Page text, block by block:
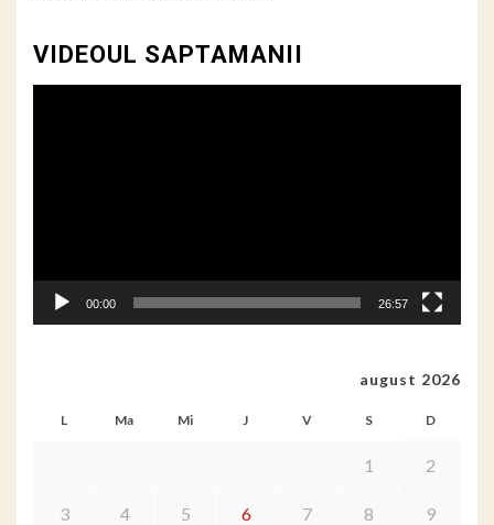
VIDEOUL SAPTAMANII
00:00 26:57
august 2026
L Ma Mi J V S D
1 2
3 4 5 6 7 8 9